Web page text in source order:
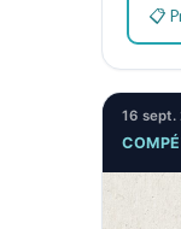
📋
16 sept.